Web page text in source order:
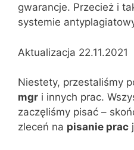
gwarancje. Przecież i
systemie
Aktualizacja 22.11.2021
Niestety, przestaliśmy
mgr i innych prac.
zaczęliśmy pisać –
zleceń na pisanie prac